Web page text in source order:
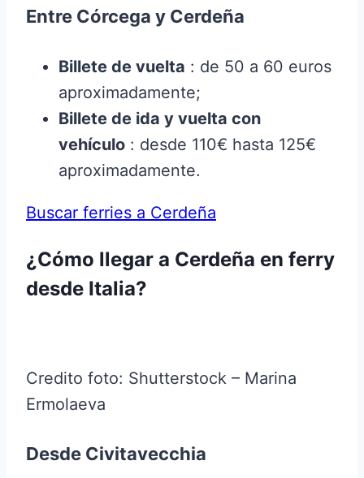
Entre Córcega y Cerdeña
Billete de vuelta : de 50 a 60 euros
aproximadamente;
Billete de ida y vuelta con
vehículo : desde 110€ hasta 125€
aproximadamente.
Buscar ferries a Cerdeña
¿Cómo llegar a Cerdeña en ferry
desde Italia?
Credito foto: Shutterstock – Marina
Ermolaeva
Desde Civitavecchia